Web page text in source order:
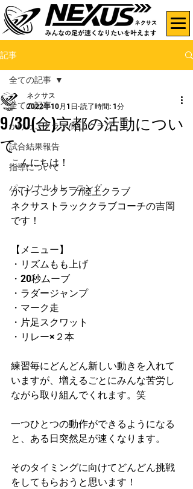
記事
全ての記事
かけっこクラブ/陸上クラブ
試合結果報告
指導について
パーソナルトレーニング
全ての記事
9/30(金)京都の活動につい
て
ネクサス
2022年10月1日 読了時間: 1分
こんにちは！
かけっこクラブ/陸上クラブ
ネクサストラッククラブコーチの吉岡
です！
【メニュー】
・リズムもも上げ
・20秒ムーブ
・ラダージャンプ
・マーク走
・片足スクワット
・リレー×２本
練習毎にどんどん新しい動きを入れて
いますが、増えるごとにみんな苦労し
ながら取り組んでくれます。笑
一つひとつの動作ができるようになる
と、ある日突然足が速くなります。
そのタイミングに向けてどんどん挑戦
をしてもらおうと思います！